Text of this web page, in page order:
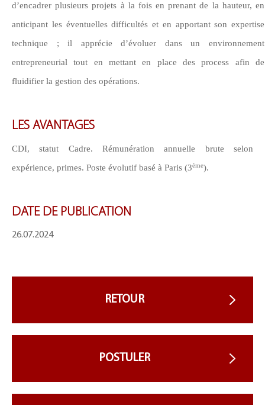
d’encadrer plusieurs projets à la fois en prenant de la hauteur, en
anticipant les éventuelles difficultés et en apportant son expertise
technique ; il apprécie d’évoluer dans un environnement
entrepreneurial tout en mettant en place des process afin de
fluidifier la gestion des opérations.
LES AVANTAGES
CDI, statut Cadre. Rémunération annuelle brute selon
expérience, primes. Poste évolutif basé à Paris (3ème).
DATE DE PUBLICATION
26.07.2024